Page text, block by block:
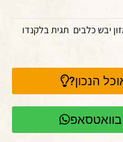
יבש כלבים תגיתבלקנדו
הנכון?
בוואטסאפ